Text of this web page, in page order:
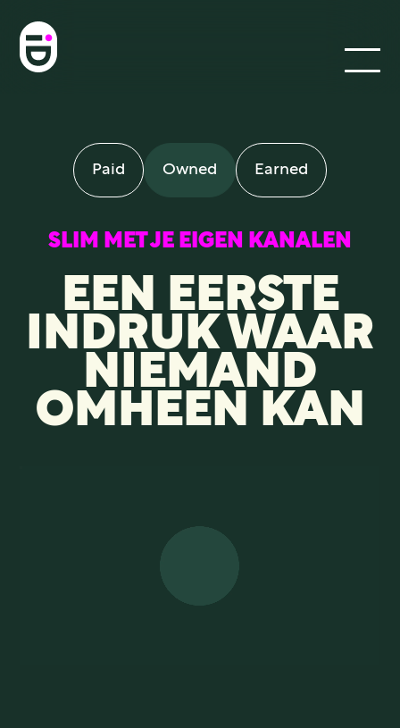
VISIE
WERKWIJZE
Paid
Owned
Earned
CASES
Paid Owned Earned
SLIM MET JE EIGEN KANALEN
EEN EERSTE
INDRUK WAAR
NIEMAND
OMHEEN KAN